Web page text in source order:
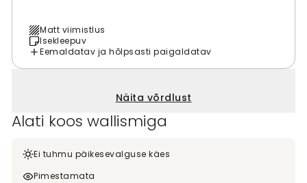
Matt viimistlus
Isekleepuv
Eemaldatav ja hõlpsasti paigaldatav
Näita võrdlust
Alati koos wallismiga
Ei tuhmu päikesevalguse käes
Pimestamata